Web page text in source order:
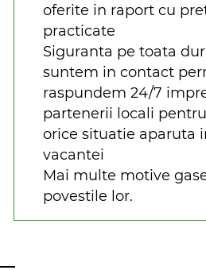
oferite in raport cu
practicate
Siguranta pe toata
suntem in contact
raspundem 24/7
partenerii locali
orice situatie aparuta
vacantei
Mai multe motive
povestile lor.